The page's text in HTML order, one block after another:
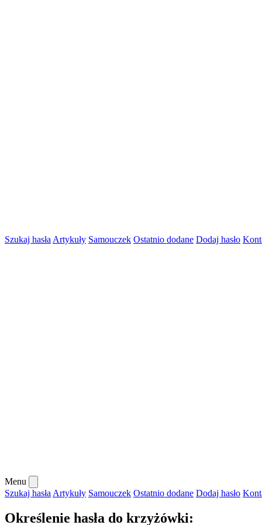
Szukaj hasła Artykuły Samouczek Ostatnio dodane Dodaj hasło
Menu
Szukaj hasła Artykuły Samouczek Ostatnio dodane Dodaj hasło
Określenie hasła do krzyżówki: